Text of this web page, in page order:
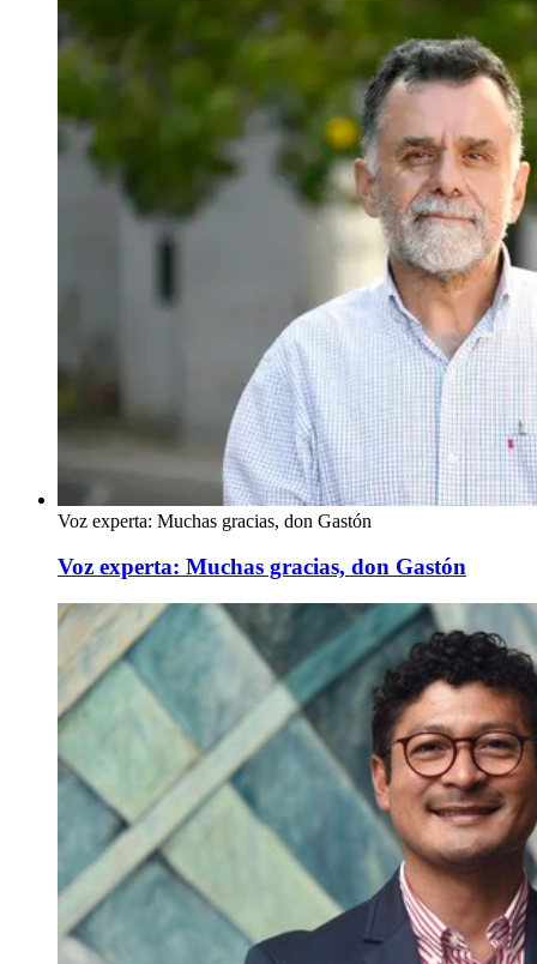
Voz experta: Muchas gracias, don Gastón
Voz experta: Muchas gracias, don Gastón